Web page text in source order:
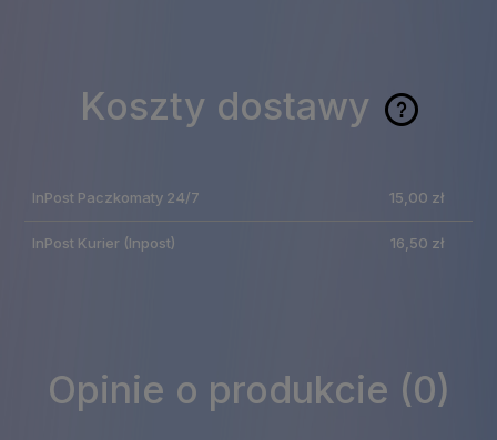
Koszty dostawy
Cena nie zawiera
płatności
InPost Paczkomaty 24/7 15,00 zł
InPost Kurier (Inpost) 16,50 zł
Opinie o produkcie (0)